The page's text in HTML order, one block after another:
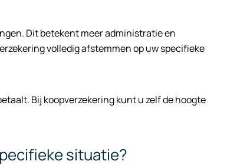
Dit betekent meer administratie en
volledig afstemmen op uw specifieke
Bij koopverzekering kunt u zelf de hoogte
situatie?